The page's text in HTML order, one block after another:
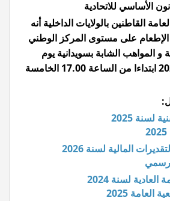
القاطنين بالولايات الداخلية أنه
الإطعام على مستوى المركز الوطني
و المواهب الشابة بسويدانية يوم
الجمعة 27 مارس 2026 ابتداءا من الساعة 17.00 الخامسة
:
لسنة 2025
المالية لسنة 2026
لسنة 2024
2025